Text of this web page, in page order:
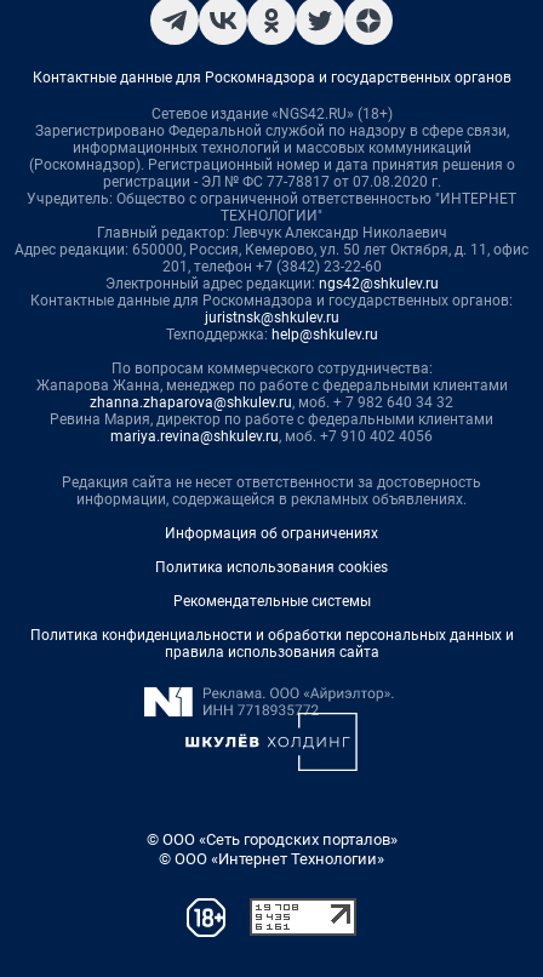
Контактные данные для Роскомнадзора и государственных органов
Сетевое издание «NGS42.RU» (18+)
Зарегистрировано Федеральной службой по надзору в сфере связи,
информационных технологий и массовых коммуникаций
(Роскомнадзор). Регистрационный номер и дата принятия решения о
регистрации - ЭЛ № ФС 77-78817 от 07.08.2020 г.
Учредитель: Общество с ограниченной ответственностью "ИНТЕРНЕТ
ТЕХНОЛОГИИ"
Главный редактор: Левчук Александр Николаевич
Адрес редакции: 650000, Россия, Кемерово, ул. 50 лет Октября, д. 11, офис
201, телефон +7 (3842) 23-22-60
Электронный адрес редакции: ngs42@shkulev.ru
Контактные данные для Роскомнадзора и государственных органов:
juristnsk@shkulev.ru
Техподдержка: help@shkulev.ru
По вопросам коммерческого сотрудничества:
Жапарова Жанна, менеджер по работе с федеральными клиентами
zhanna.zhaparova@shkulev.ru, моб. + 7 982 640 34 32
Ревина Мария, директор по работе с федеральными клиентами
mariya.revina@shkulev.ru, моб. +7 910 402 4056
Редакция сайта не несет ответственности за достоверность
информации, содержащейся в рекламных объявлениях.
Информация об ограничениях
Политика использования cookies
Рекомендательные системы
Политика конфиденциальности и обработки персональных данных и
правила использования сайта
© ООО «Сеть городских порталов»
© ООО «Интернет Технологии»